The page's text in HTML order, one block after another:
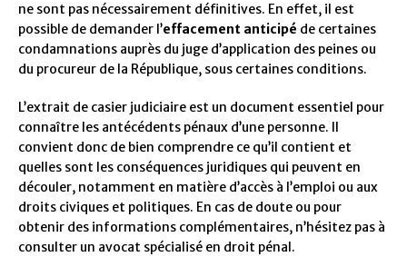
ne sont pas nécessairement définitives. En effet, il est
possible de demander l’effacement anticipé de certaines
condamnations auprès du juge d’application des peines ou
du procureur de la République, sous certaines conditions.
L’extrait de casier judiciaire est un document essentiel pour
connaître les antécédents pénaux d’une personne. Il
convient donc de bien comprendre ce qu’il contient et
quelles sont les conséquences juridiques qui peuvent en
découler, notamment en matière d’accès à l’emploi ou aux
droits civiques et politiques. En cas de doute ou pour
obtenir des informations complémentaires, n’hésitez pas à
consulter un avocat spécialisé en droit pénal.